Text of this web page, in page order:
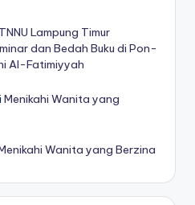
Lampung Timur
dan Bedah Buku di Pon-
Al-Fatimiyyah
Menikahi Wanita yang
Wanita yang Berzina